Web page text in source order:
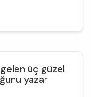
üç güzel
yazar